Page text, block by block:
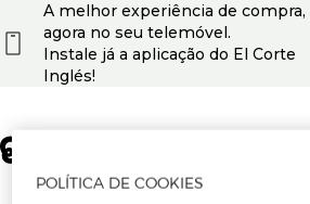
A melhor experiência de compra,
agora no seu telemóvel.
Instale já a aplicação do El Corte
Inglés!
POLÍTICA DE COOKIES